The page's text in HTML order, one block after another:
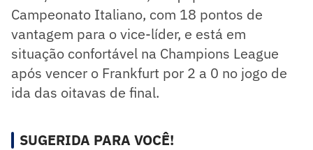
Campeonato Italiano, com 18 pontos de
vantagem para o vice-líder, e está em
situação confortável na Champions League
após vencer o Frankfurt por 2 a 0 no jogo de
ida das oitavas de final.
SUGERIDA PARA VOCÊ!